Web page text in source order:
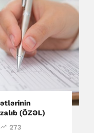
(ÖZƏL)
273